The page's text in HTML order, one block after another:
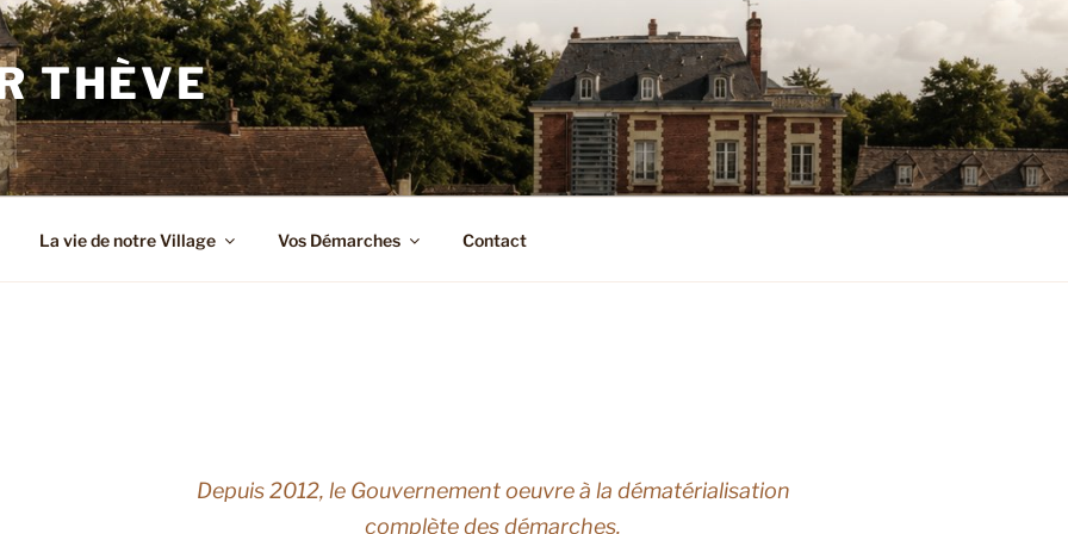
THÈVE
La vie de notre Village Vos Démarches Contact
Depuis 2012, le Gouvernement oeuvre à la dématérialisation
complète des démarches.